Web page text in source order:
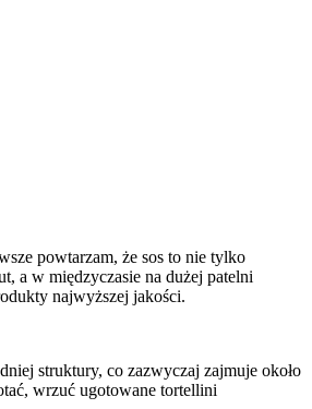
powtarzam, że sos to nie tylko
a w międzyczasie na dużej patelni
najwyższej jakości.
struktury, co zazwyczaj zajmuje około
wrzuć ugotowane tortellini